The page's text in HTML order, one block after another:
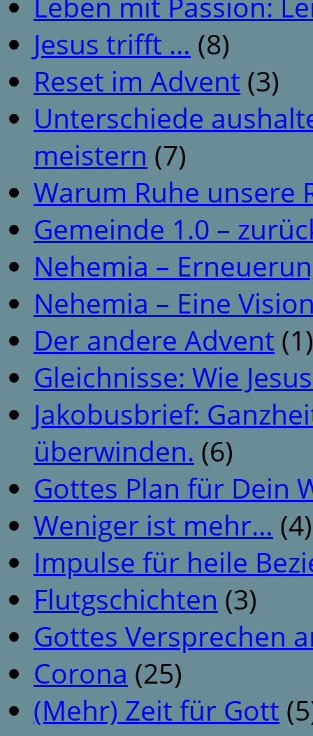
Jesus trifft … (8)
Reset im Advent (3)
Unterschiede
meistern (7)
Warum Ruhe unsere
Gemeinde 1.0 –
Nehemia –
Nehemia – Eine
Der andere Advent (1)
Gleichnisse: Wie
Jakobusbrief:
überwinden. (6)
Gottes Plan für Dein
Weniger ist mehr… (4)
Impulse für heile
Flutgschichten (3)
Gottes Versprechen
Corona (25)
(Mehr) Zeit für Gott